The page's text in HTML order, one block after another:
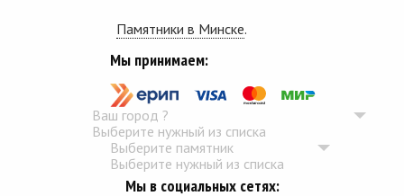
Памятники в Минске.
Мы принимаем:
Ваш город ?
Выберите нужный из списка
Выберите памятник
Выберите нужный из списка
Мы в социальных сетях: